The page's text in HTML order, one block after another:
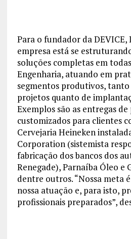
Para o fundador da DEVICE,
empresa está se
soluções completas em
Engenharia, atuando em
segmentos produtivos, tanto
projetos quanto de
Exemplos são as entregas
customizados para clientes
Cervejaria Heineken
Corporation (sistemista
fabricação dos bancos dos
Renegade), Parnaíba Óleo e
dentre outros. “Nossa meta
nossa atuação e, para isto,
profissionais preparados”,